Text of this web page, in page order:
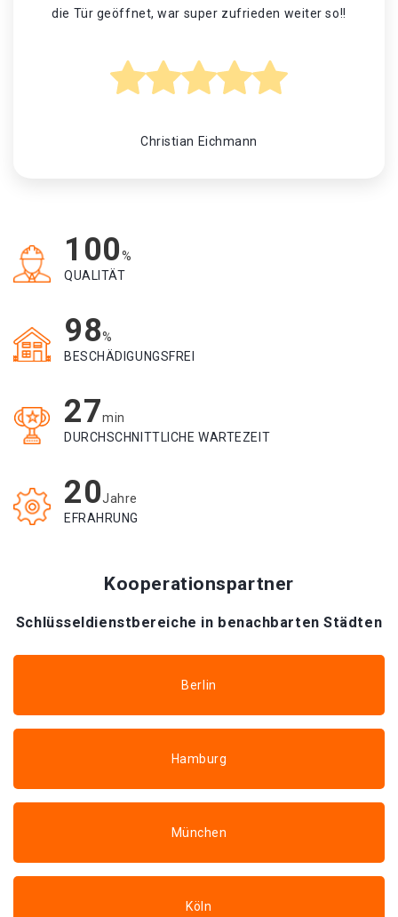
die Tür geöffnet, war super zufrieden weiter so!!
Christian Eichmann
100%
QUALITÄT
98%
BESCHÄDIGUNGSFREI
27min
DURCHSCHNITTLICHE WARTEZEIT
20Jahre
EFRAHRUNG
Kooperationspartner
Schlüsseldienstbereiche in benachbarten Städten
Berlin
Hamburg
München
Köln